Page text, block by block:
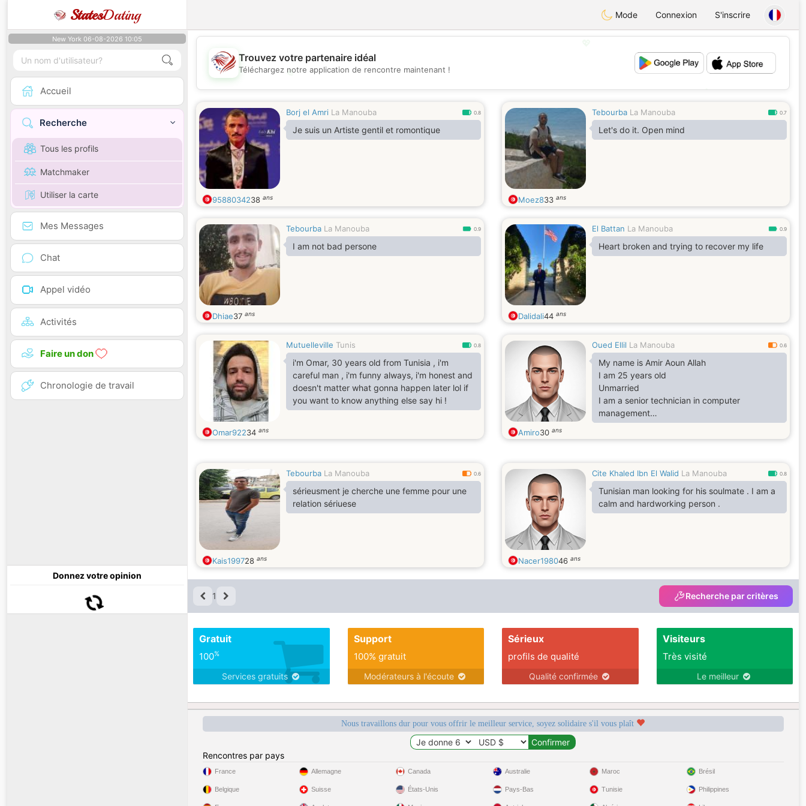
StatesDating Mode Connexion S'inscrire
New York 06-08-2026 10:05
Accueil
Recherche
Tous les profils
Matchmaker
Utiliser la carte
Mes Messages
Chat
Appel vidéo
Activités
Faire un don
Chronologie de travail
Donnez votre opinion
💖
💕
Trouvez votre partenaire idéal
Téléchargez notre application de rencontre maintenant !
Borj el Amri La Manouba 0.8
Je suis un Artiste gentil et romontique
9588034238 ans
Tebourba La Manouba 0.7
Let's do it. Open mind
Moez833 ans
Tebourba La Manouba 0.9
I am not bad persone
Dhiae37 ans
El Battan La Manouba 0.9
Heart broken and trying to recover my life
Dalidali44 ans
Mutuelleville Tunis 0.8
i'm Omar, 30 years old from Tunisia , i'm
careful man , i'm funny always, i'm honest and
doesn't matter what gonna happen later lol if
you want to know anything else say hi !
Omar92234 ans
Oued Ellil La Manouba 0.6
My name is Amir Aoun Allah
I am 25 years old
Unmarried
I am a senior technician in computer
management
fun and generous
I work as a computer dealer
marriage in which there is love and trust
between the two parties
Amiro30 ans
Tebourba La Manouba 0.6
sérieusment je cherche une femme pour une
relation sériuese
Kais199728 ans
Cite Khaled Ibn El Walid La Manouba 0.8
Tunisian man looking for his soulmate . I am a
calm and hardworking person .
Nacer198046 ans
1 Recherche par critères
Gratuit
100%
Services gratuits
Support
100% gratuit
Modérateurs à l'écoute
Sérieux
profils de qualité
Qualité confirmée
Visiteurs
Très visité
Le meilleur
Nous travaillons dur pour vous offrir le meilleur service, soyez solidaire s'il vous plaît
Rencontres par pays
France
Belgique
Allemagne
Suisse
Canada
États-Unis
Australie
Pays-Bas
Maroc
Tunisie
Brésil
Philippines